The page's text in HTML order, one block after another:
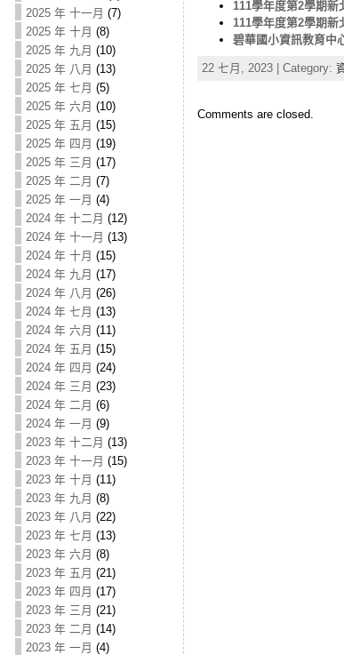
2025 年 十一月 (7)
2025 年 十月 (8)
2025 年 九月 (10)
2025 年 八月 (13)
2025 年 七月 (5)
2025 年 六月 (10)
2025 年 五月 (15)
2025 年 四月 (19)
2025 年 三月 (17)
2025 年 二月 (7)
2025 年 一月 (4)
2024 年 十二月 (12)
2024 年 十一月 (13)
2024 年 十月 (15)
2024 年 九月 (17)
2024 年 八月 (26)
2024 年 七月 (13)
2024 年 六月 (11)
2024 年 五月 (15)
2024 年 四月 (24)
2024 年 三月 (23)
2024 年 二月 (6)
2024 年 一月 (9)
2023 年 十二月 (13)
2023 年 十一月 (15)
2023 年 十月 (11)
2023 年 九月 (8)
2023 年 八月 (22)
2023 年 七月 (13)
2023 年 六月 (8)
2023 年 五月 (21)
2023 年 四月 (17)
2023 年 三月 (21)
2023 年 二月 (14)
2023 年 一月 (4)
111學年度第2學期新
111學年度第2學期新
碧華國小資訊教育中
22 七月, 2023 | Category:
Comments are closed.